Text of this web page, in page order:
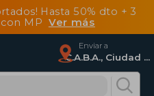
Hasta 50% dto + 3
MP Ver más
Enviar a
C.A.B.A., Ciudad Autónoma De Buenos Aires